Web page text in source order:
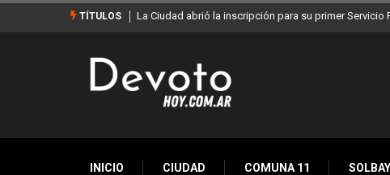
TÍTULOS La Ciudad abrió la inscripción para su primer Servicio
INICIO CIUDAD COMUNA 11